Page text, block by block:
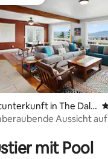
4,94 von 5,
in The Dall
Aussicht auf
mit Pool